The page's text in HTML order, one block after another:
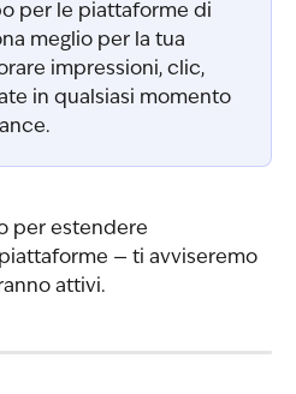
per le piattaforme di
meglio per la tua
impressioni, clic,
in qualsiasi momento
per estendere
— ti avviseremo
attivi.